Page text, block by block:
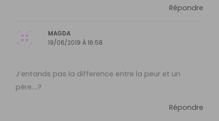
Répondre
MAGDA
19/06/2019 À 16:58
J’entands pas la difference entre la peur et un
père….?
Répondre